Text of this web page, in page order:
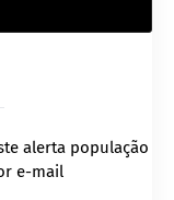
alerta população
e-mail